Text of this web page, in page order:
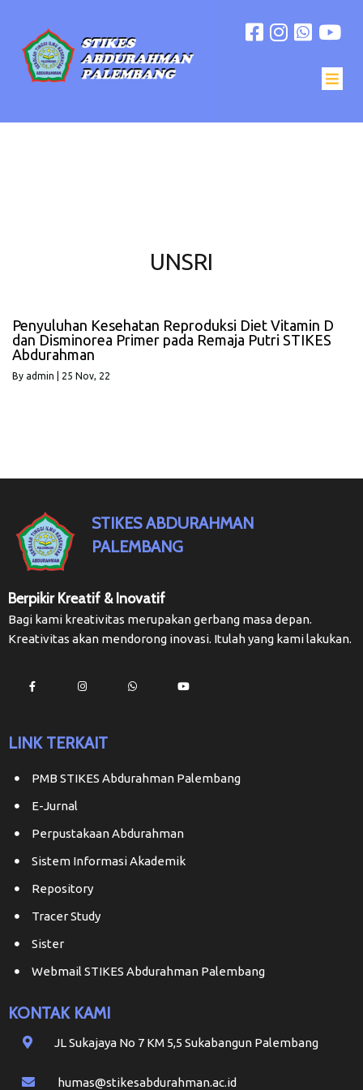
UNSRI
Penyuluhan Kesehatan Reproduksi Diet Vitamin D
dan Disminorea Primer pada Remaja Putri STIKES
Abdurahman
By admin 25 Nov, 22
STIKES ABDURAHMAN
PALEMBANG
Berpikir Kreatif & Inovatif
Bagi kami kreativitas merupakan gerbang masa depan.
Kreativitas akan mendorong inovasi. Itulah yang kami lakukan.
LINK TERKAIT
PMB STIKES Abdurahman Palembang
E-Jurnal
Perpustakaan Abdurahman
Sistem Informasi Akademik
Repository
Tracer Study
Sister
Webmail STIKES Abdurahman Palembang
KONTAK KAMI
JL Sukajaya No 7 KM 5,5 Sukabangun Palembang
humas@stikesabdurahman.ac.id